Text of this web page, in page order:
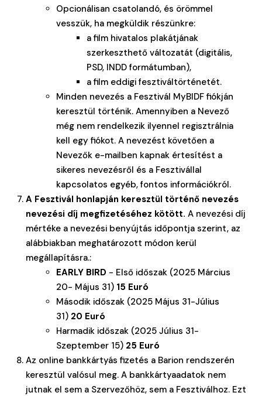
Opcionálisan csatolandó, és örömmel
vesszük, ha megküldik részünkre:
a film hivatalos plakátjának
szerkeszthető változatát (digitális,
PSD, INDD formátumban),
a film eddigi fesztiváltörténetét.
Minden nevezés a Fesztivál MyBIDF fiókján
keresztül történik. Amennyiben a Nevező
még nem rendelkezik ilyennel regisztrálnia
kell egy fiókot. A nevezést követően a
Nevezők e-mailben kapnak értesítést a
sikeres nevezésről és a Fesztivállal
kapcsolatos egyéb, fontos információkról.
A Fesztivál honlapján keresztül történő nevezés
nevezési díj megfizetéséhez kötött. A nevezési díj
mértéke a nevezési benyújtás időpontja szerint, az
alábbiakban meghatározott módon kerül
megállapításra.:
EARLY BIRD - Első időszak (2025 Március
20- Május 31) 15 Euró
Második időszak (2025 Május 31-Július
31) 20 Euró
Harmadik időszak (2025 Július 31-
Szeptember 15) 25 Euró
Az online bankkártyás fizetés a Barion rendszerén
keresztül valósul meg. A bankkártyaadatok nem
jutnak el sem a Szervezőhöz, sem a Fesztiválhoz. Ezt